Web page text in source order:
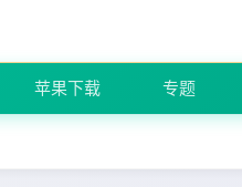
苹果下载 专题